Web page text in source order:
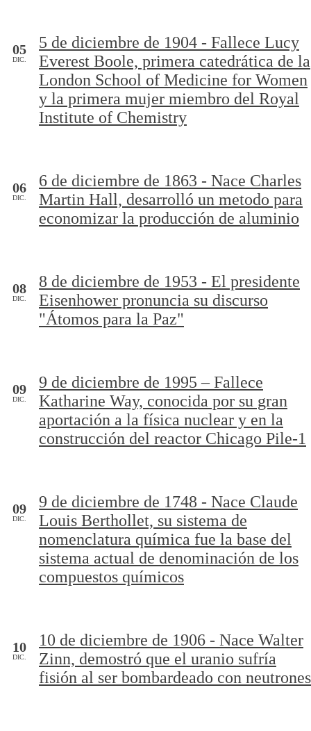
05
DIC.
5 de diciembre de 1904 - Fallece Lucy
Everest Boole, primera catedrática de la
London School of Medicine for Women
y la primera mujer miembro del Royal
Institute of Chemistry
06
DIC.
6 de diciembre de 1863 - Nace Charles
Martin Hall, desarrolló un metodo para
economizar la producción de aluminio
08
DIC.
8 de diciembre de 1953 - El presidente
Eisenhower pronuncia su discurso
"Átomos para la Paz"
09
DIC.
9 de diciembre de 1995 – Fallece
Katharine Way, conocida por su gran
aportación a la física nuclear y en la
construcción del reactor Chicago Pile-1
09
DIC.
9 de diciembre de 1748 - Nace Claude
Louis Berthollet, su sistema de
nomenclatura química fue la base del
sistema actual de denominación de los
compuestos químicos
10
DIC.
10 de diciembre de 1906 - Nace Walter
Zinn, demostró que el uranio sufría
fisión al ser bombardeado con neutrones